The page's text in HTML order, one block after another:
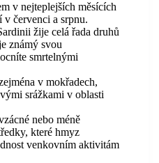
v nejteplejších měsících
červenci a srpnu.
žije celá řada druhů
známý svou
smrtelnými
v mokřadech,
srážkami v oblasti
nebo méně
které hmyz
venkovním aktivitám